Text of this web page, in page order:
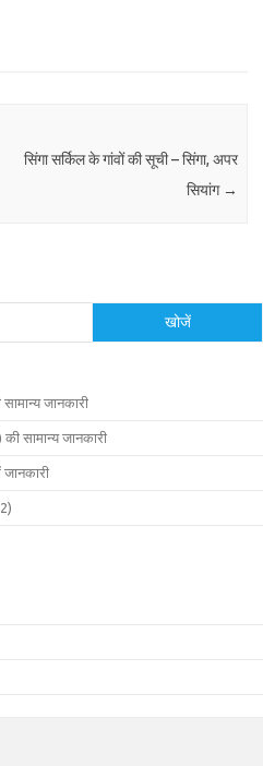
सिंगा सर्किल के गांवों की सूची – सिंगा, अपर
सियांग →
खोजें
जानकारी
सामान्य जानकारी